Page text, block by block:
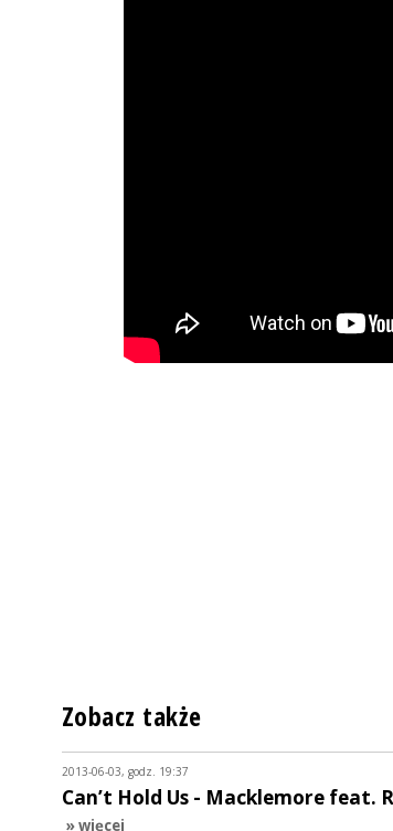
Zobacz także
2013-06-03, godz. 19:37
Can’t Hold Us - Macklemore feat.
» więcej